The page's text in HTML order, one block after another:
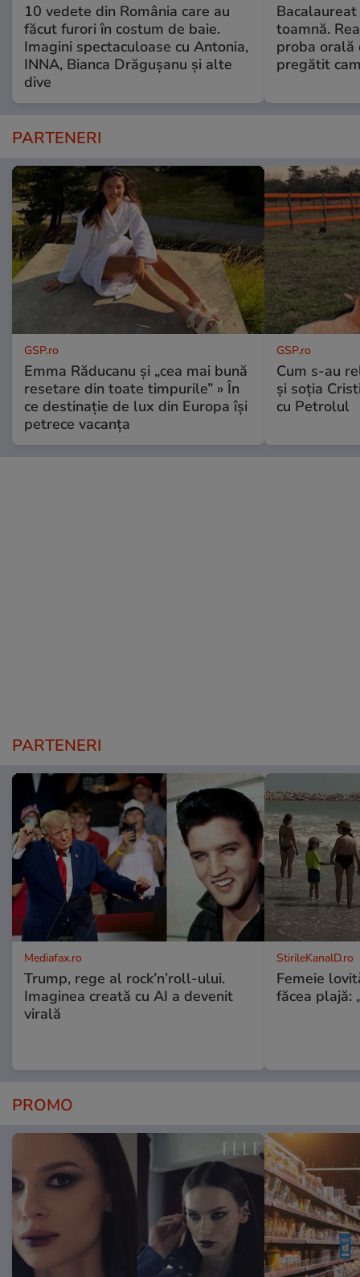
10 vedete din România care au
făcut furori în costum de baie.
Imagini spectaculoase cu Antonia,
INNA, Bianca Drăgușanu și alte
dive
toamnă.
proba orală
pregătit
PARTENERI
GSP.ro
Emma Răducanu și „cea mai bună
resetare din toate timpurile” » În
ce destinație de lux din Europa își
petrece vacanța
GSP.ro
Cum s-au
și soția
cu Petrolul
PARTENERI
Mediafax.ro
Trump, rege al rock’n’roll-ului.
Imaginea creată cu AI a devenit
virală
StirileKanalD.ro
Femeie
făcea plajă:
PROMO